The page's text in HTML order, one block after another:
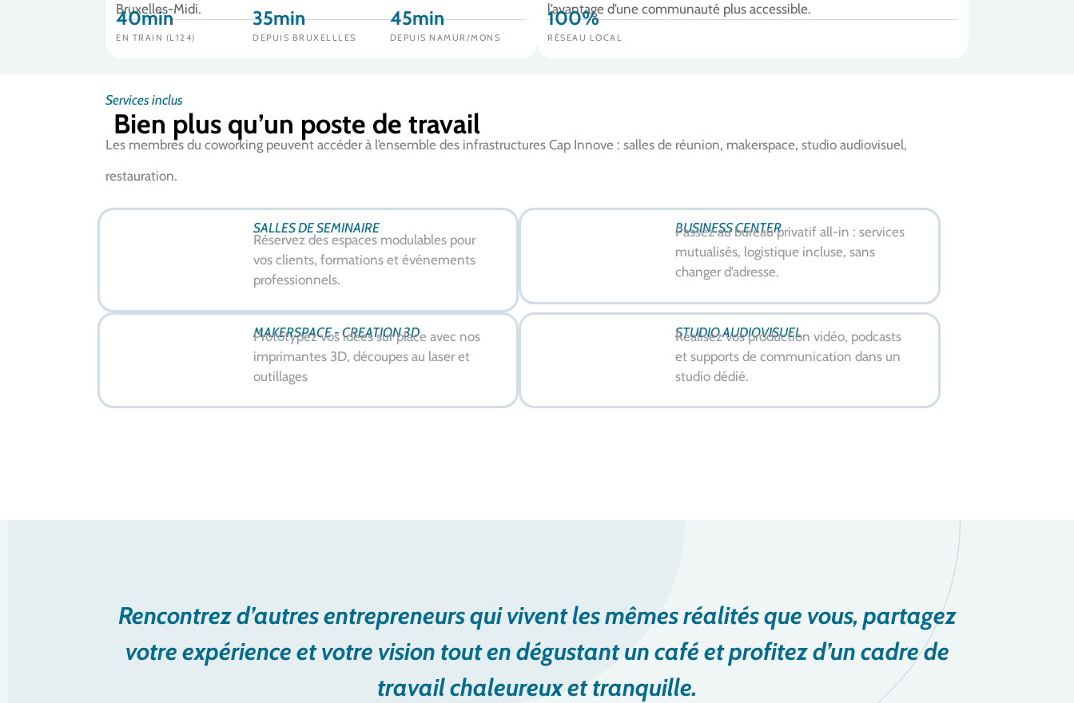
Bruxelles-Midi.
40min
EN TRAIN (L124)
35min
DEPUIS BRUXELLLES
45min
DEPUIS NAMUR/MONS
l’avantage d’une communauté plus accessible.
100%
RÉSEAU LOCAL
Services inclus
Bien plus qu’un poste de travail
Les membres du coworking peuvent accéder à l’ensemble des infrastructures Cap Innove : salles de réunion, makerspace, studio audiovisuel,
restauration.
SALLES DE SEMINAIRE
Réservez des espaces modulables pour
vos clients, formations et événements
professionnels.
BUSINESS CENTER
Passez au bureau privatif all-in : services
mutualisés, logistique incluse, sans
changer d’adresse.
MAKERSPACE - CREATION 3D
Prototypez vos idées sur place avec nos
imprimantes 3D, découpes au laser et
outillages
STUDIO AUDIOVISUEL
Réalisez vos production vidéo, podcasts
et supports de communication dans un
studio dédié.
Rencontrez d’autres entrepreneurs qui vivent les mêmes réalités que vous, partagez
votre expérience et votre vision tout en dégustant un café et profitez d’un cadre de
travail chaleureux et tranquille.